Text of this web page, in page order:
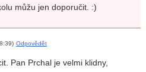
můžu jen doporučit. :)
Odpovědět
Pan Prchal je velmi klidny,